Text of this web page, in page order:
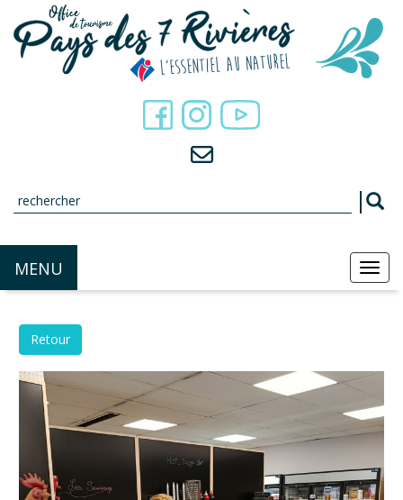
MENU
Retour
Panneau de gestion des cookies